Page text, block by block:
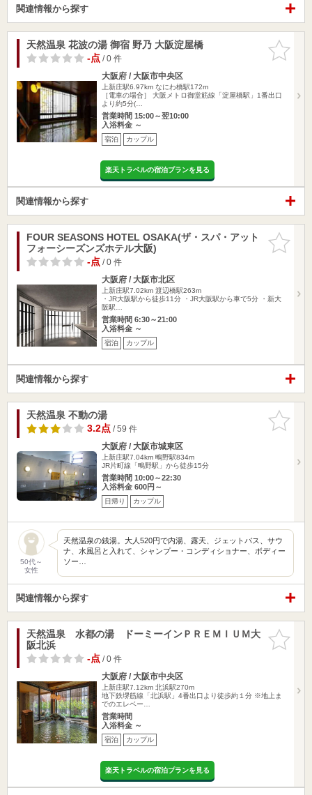
関連情報から探す
お気に入
りに追加
天然温泉 花波の湯 御宿 野乃 大阪淀屋橋
-点/ 0 件
大阪府 / 大阪市中央区
上新庄駅6.97km なにわ橋駅172m
［電車の場合］ 大阪メトロ御堂筋線「淀屋橋駅」1番出口
より約5分(…
営業時間 15:00～翌10:00
入浴料金 ～
宿泊 カップル
楽天トラベルの宿泊プランを見る
関連情報から探す
お気に入
りに追加
FOUR SEASONS HOTEL OSAKA(ザ・スパ・アット
フォーシーズンズホテル大阪)
-点/ 0 件
大阪府 / 大阪市北区
上新庄駅7.02km 渡辺橋駅263m
・JR大阪駅から徒歩11分 ・JR大阪駅から車で5分 ・新大
阪駅…
営業時間 6:30～21:00
入浴料金 ～
宿泊 カップル
関連情報から探す
お気に入
りに追加
天然温泉 不動の湯
3.2点/ 59 件
大阪府 / 大阪市城東区
上新庄駅7.04km 鴫野駅834m
JR片町線「鴫野駅」から徒歩15分
営業時間 10:00～22:30
入浴料金 600円～
日帰り カップル
50代～
女性
天然温泉の銭湯。大人520円で内湯、露天、ジェットバス、サウ
ナ、水風呂と入れて、シャンプー・コンディショナー、ボディー
ソー…
関連情報から探す
お気に入
りに追加
天然温泉 水都の湯 ドーミーインＰＲＥＭＩＵＭ大
阪北浜
-点/ 0 件
大阪府 / 大阪市中央区
上新庄駅7.12km 北浜駅270m
地下鉄堺筋線「北浜駅」4番出口より徒歩約１分 ※地上ま
でのエレベー…
営業時間
入浴料金 ～
宿泊 カップル
楽天トラベルの宿泊プランを見る